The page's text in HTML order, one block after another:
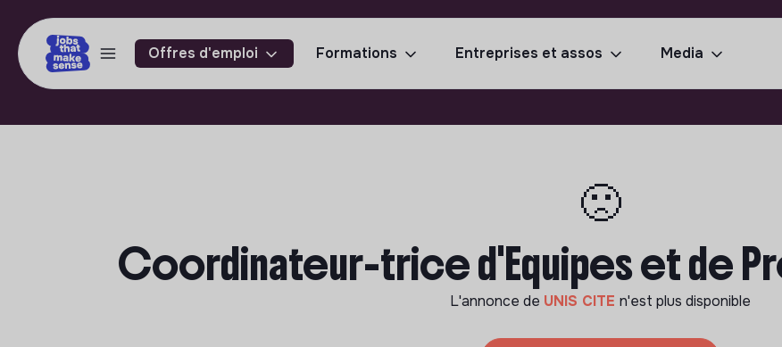
Offres d'emploi Formations Entreprises et assos Media
🙁
Coordinateur-trice d'Equipes et de
L'annonce de UNIS CITE n'est plus disponible